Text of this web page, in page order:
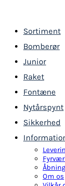
Sortiment
Bomberør
Junior
Raket
Fontæne
Nytårspynt
Sikkerhed
Om os